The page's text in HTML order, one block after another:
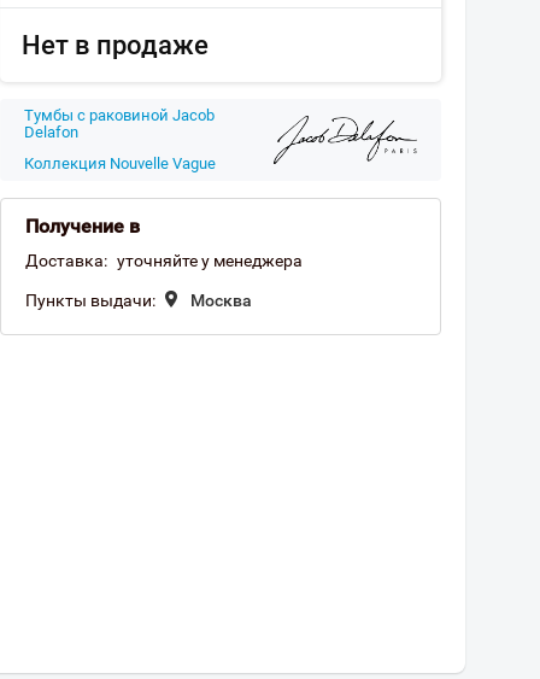
Нет в продаже
Тумбы с раковиной Jacob
Delafon
Коллекция Nouvelle Vague
Получение в
Доставка: уточняйте у менеджера
Пункты выдачи: Москва